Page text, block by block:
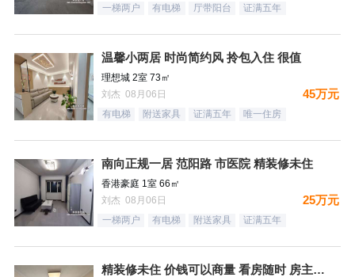
一梯两户 有电梯 厅带阳台 证满五年
温馨小两居 时尚简约风 拎包入住 很值
理想城 2室 73㎡
刘杰 08月06日
45万元
有电梯 附送家具 证满五年 唯一住房
南向正规一居 范阳路 市医院 精装修未住
香港豪庭 1室 66㎡
刘杰 08月06日
25万元
一梯两户 有电梯 附送家具 证满五年
精装修未住 价钱可以商量 看房随时 房主诚意出售